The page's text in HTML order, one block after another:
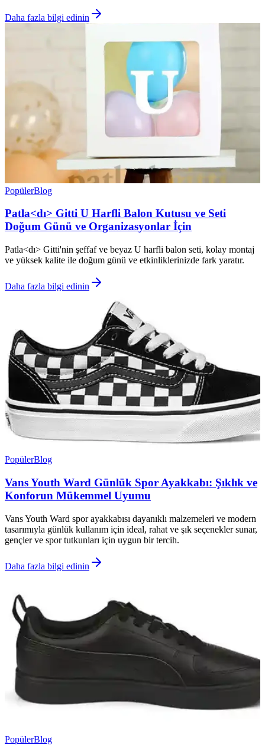
Daha fazla bilgi edinin
PopülerBlog
Patla<dı> Gitti U Harfli Balon Kutusu ve Seti
Doğum Günü ve Organizasyonlar İçin
Patla<dı> Gitti'nin şeffaf ve beyaz U harfli balon seti, kolay montaj
ve yüksek kalite ile doğum günü ve etkinliklerinizde fark yaratır.
Daha fazla bilgi edinin
PopülerBlog
Vans Youth Ward Günlük Spor Ayakkabı: Şıklık ve
Konforun Mükemmel Uyumu
Vans Youth Ward spor ayakkabısı dayanıklı malzemeleri ve modern
tasarımıyla günlük kullanım için ideal, rahat ve şık seçenekler sunar,
gençler ve spor tutkunları için uygun bir tercih.
Daha fazla bilgi edinin
PopülerBlog